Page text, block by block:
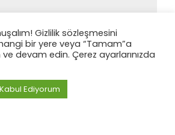
Gizlilik sözleşmesini
bir yere veya “Tamam”a
ve devam edin. Çerez ayarlarınızda
Kabul Ediyorum